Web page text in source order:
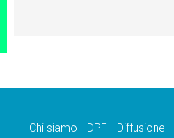
Chi siamo DPF Diffusione